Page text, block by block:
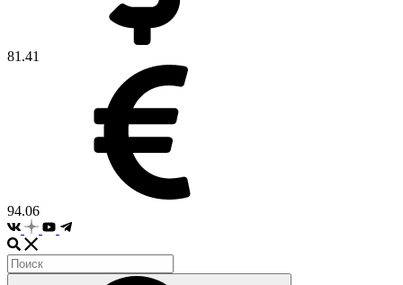
81.41
94.06